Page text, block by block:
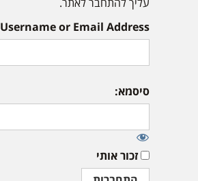
Username or Email Address:
סיסמא:
זכור אותי